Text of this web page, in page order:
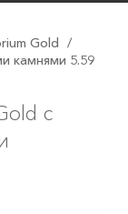
Gold /
камнями 5.59
с